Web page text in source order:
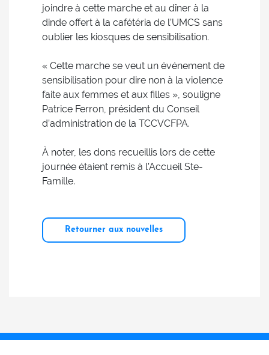
joindre à cette marche et au dîner à la
dinde offert à la cafétéria de l’UMCS sans
oublier les kiosques de sensibilisation.
« Cette marche se veut un événement de
sensibilisation pour dire non à la violence
faite aux femmes et aux filles », souligne
Patrice Ferron, président du Conseil
d’administration de la TCCVCFPA.
À noter, les dons recueillis lors de cette
journée étaient remis à l’Accueil Ste-
Famille.
Retourner aux nouvelles